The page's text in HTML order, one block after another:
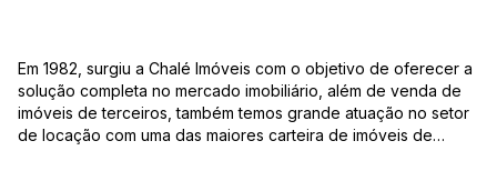
Em 1982, surgiu a Chalé Imóveis com o objetivo de oferecer a
solução completa no mercado imobiliário, além de venda de
imóveis de terceiros, também temos grande atuação no setor
de locação com uma das maiores carteira de imóveis de